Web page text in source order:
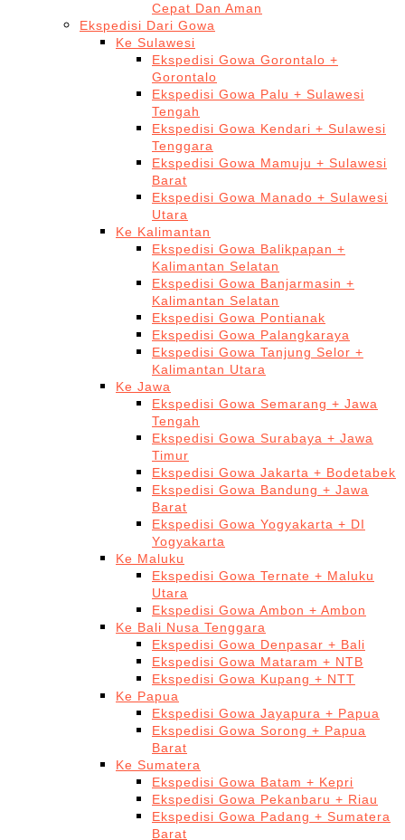
Cepat Dan Aman
Ekspedisi Dari Gowa
Ke Sulawesi
Ekspedisi Gowa Gorontalo +
Gorontalo
Ekspedisi Gowa Palu + Sulawesi
Tengah
Ekspedisi Gowa Kendari + Sulawesi
Tenggara
Ekspedisi Gowa Mamuju + Sulawesi
Barat
Ekspedisi Gowa Manado + Sulawesi
Utara
Ke Kalimantan
Ekspedisi Gowa Balikpapan +
Kalimantan Selatan
Ekspedisi Gowa Banjarmasin +
Kalimantan Selatan
Ekspedisi Gowa Pontianak
Ekspedisi Gowa Palangkaraya
Ekspedisi Gowa Tanjung Selor +
Kalimantan Utara
Ke Jawa
Ekspedisi Gowa Semarang + Jawa
Tengah
Ekspedisi Gowa Surabaya + Jawa
Timur
Ekspedisi Gowa Jakarta + Bodetabek
Ekspedisi Gowa Bandung + Jawa
Barat
Ekspedisi Gowa Yogyakarta + DI
Yogyakarta
Ke Maluku
Ekspedisi Gowa Ternate + Maluku
Utara
Ekspedisi Gowa Ambon + Ambon
Ke Bali Nusa Tenggara
Ekspedisi Gowa Denpasar + Bali
Ekspedisi Gowa Mataram + NTB
Ekspedisi Gowa Kupang + NTT
Ke Papua
Ekspedisi Gowa Jayapura + Papua
Ekspedisi Gowa Sorong + Papua
Barat
Ke Sumatera
Ekspedisi Gowa Batam + Kepri
Ekspedisi Gowa Pekanbaru + Riau
Ekspedisi Gowa Padang + Sumatera
Barat